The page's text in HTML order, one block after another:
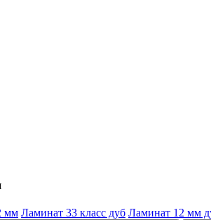
мм Ламинат 33 класс дуб Ламинат 12 мм